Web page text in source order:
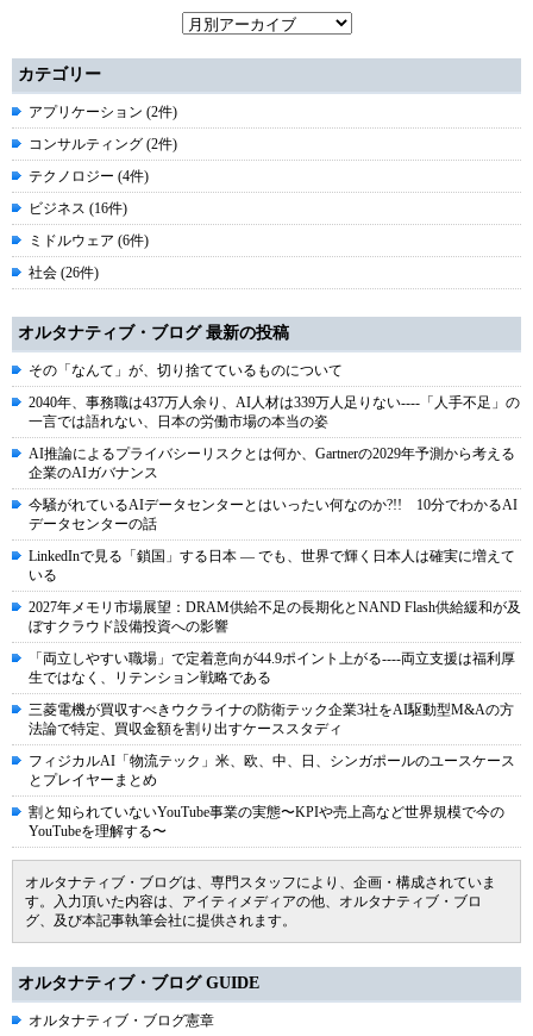
カテゴリー
アプリケーション (2件)
コンサルティング (2件)
テクノロジー (4件)
ビジネス (16件)
ミドルウェア (6件)
社会 (26件)
オルタナティブ・ブログ 最新の投稿
その「なんて」が、切り捨てているものについて
2040年、事務職は437万人余り、AI人材は339万人足りない----「人手不足」の
一言では語れない、日本の労働市場の本当の姿
AI推論によるプライバシーリスクとは何か、Gartnerの2029年予測から考える
企業のAIガバナンス
今騒がれているAIデータセンターとはいったい何なのか?!! 10分でわかるAI
データセンターの話
LinkedInで見る「鎖国」する日本 ― でも、世界で輝く日本人は確実に増えて
いる
2027年メモリ市場展望：DRAM供給不足の長期化とNAND Flash供給緩和が及
ぼすクラウド設備投資への影響
「両立しやすい職場」で定着意向が44.9ポイント上がる----両立支援は福利厚
生ではなく、リテンション戦略である
三菱電機が買収すべきウクライナの防衛テック企業3社をAI駆動型M&Aの方
法論で特定、買収金額を割り出すケーススタディ
フィジカルAI「物流テック」米、欧、中、日、シンガポールのユースケース
とプレイヤーまとめ
割と知られていないYouTube事業の実態〜KPIや売上高など世界規模で今の
YouTubeを理解する〜
オルタナティブ・ブログは、専門スタッフにより、企画・構成されていま
す。入力頂いた内容は、アイティメディアの他、オルタナティブ・ブロ
グ、及び本記事執筆会社に提供されます。
オルタナティブ・ブログ GUIDE
オルタナティブ・ブログ憲章